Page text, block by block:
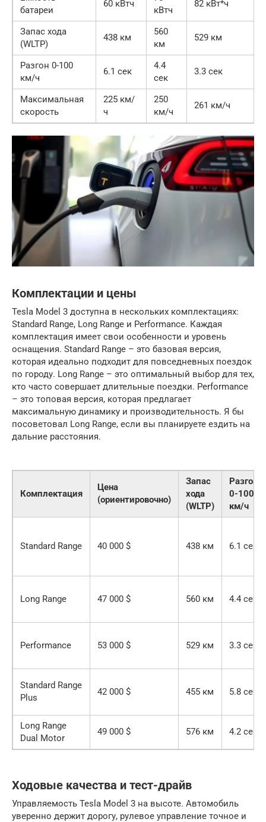
батареи
60 кВтч
кВтч
82 кВт*ч
Запас хода
(WLTP)
438 км
560
км
529 км
Разгон 0-100
км/ч
6.1 сек
4.4
сек
3.3 сек
Максимальная
скорость
225 км/
ч
250
км/ч
261 км/ч
Комплектации и цены
Tesla Model 3 доступна в нескольких комплектациях:
Standard Range, Long Range и Performance. Каждая
комплектация имеет свои особенности и уровень
оснащения. Standard Range – это базовая версия,
которая идеально подходит для повседневных поездок
по городу. Long Range – это оптимальный выбор для тех,
кто часто совершает длительные поездки. Performance
– это топовая версия, которая предлагает
максимальную динамику и производительность. Я бы
посоветовал Long Range, если вы планируете ездить на
дальние расстояния.
Комплектация
Цена
(ориентировочно)
Запас
хода
(WLTP)
Разгон
0-100
км/ч
Standard Range 40 000 $ 438 км 6.1 сек
Long Range 47 000 $ 560 км 4.4 сек
Performance 53 000 $ 529 км 3.3 сек
Standard Range
Plus
42 000 $ 455 км 5.8 сек
Long Range
Dual Motor
49 000 $ 576 км 4.2 сек
Ходовые качества и тест-драйв
Управляемость Tesla Model 3 на высоте. Автомобиль
уверенно держит дорогу, рулевое управление точное и